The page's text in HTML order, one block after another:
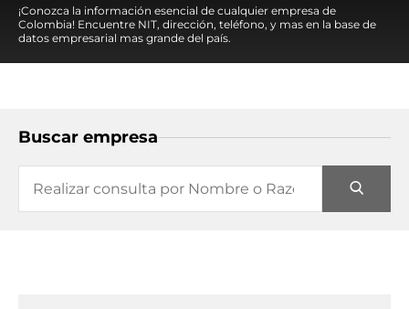
¡Conozca la información esencial de cualquier empresa de
Colombia! Encuentre NIT, dirección, teléfono, y mas en la base de
datos empresarial mas grande del país.
Buscar empresa